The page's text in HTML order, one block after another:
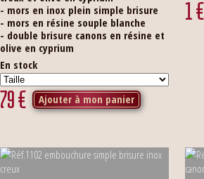
- mors en inox plein simple brisure
- mors en résine souple blanche
- double brisure canons en résine et
olive en cyprium
En stock
79€ Ajouter à mon panier
1€